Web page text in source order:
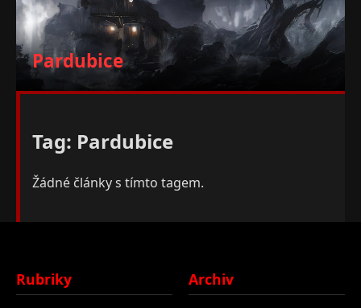
Pardubice
Tag: Pardubice
Žádné články s tímto tagem.
Rubriky Archiv